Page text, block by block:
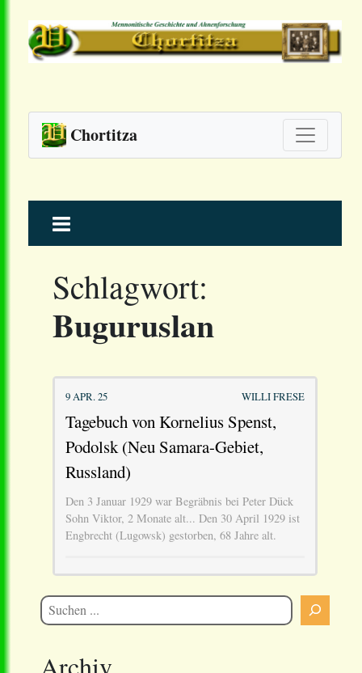
Chortitza
to
Schlagwort:
Buguruslan
9 APR. 25 WILLI FRESE
Tagebuch von Kornelius Spenst,
Podolsk (Neu Samara-Gebiet,
Russland)
Den 3 Januar 1929 war Begräbnis bei Peter Dück
Sohn Viktor, 2 Monate alt... Den 30 April 1929 ist
Engbrecht (Lugowsk) gestorben, 68 Jahre alt.